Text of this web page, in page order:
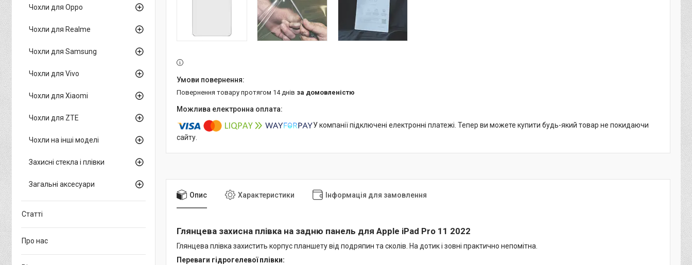
повернення товару протягом 14 днів за домовленістю
У компанії підключені електронні платежі. Тепер ви можете купити будь-який товар не покидаючи
сайту.
Опис Характеристики Інформація для замовлення
Глянцева захисна плівка на задню панель для Apple iPad Pro 11 2022
Глянцева плівка захистить корпус планшету від подряпин та сколів. На дотик і зовні практично непомітна.
Переваги гідрогелевої плівки:
Чохли для Oppo
Чохли для Realme
Чохли для Samsung
Чохли для Vivo
Чохли для Xiaomi
Чохли для ZTE
Чохли на інші моделі
Захисні стекла і плівки
Загальні аксесуари
Статті
Про нас